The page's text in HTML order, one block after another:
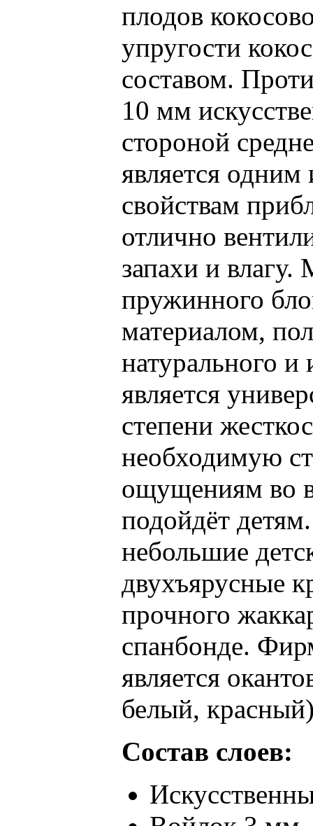
плодов
упругости
составом.
10 мм
стороной
является
свойствам
отлично
запахи и
пружинного
материалом,
натурального и
является
степени
необходимую
ощущениям во
подойдёт
небольшие
двухъярусные
прочного
спанбонде.
является
белый,
Состав слоев: